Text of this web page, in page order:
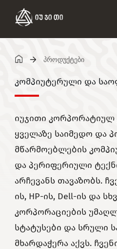
პროდუქტები
კომპიუტერული და
იუჯითი კორპორატიულ
ყველაზე საიმედო და
მწარმოებლების
და პერიფერიული
არჩევანს თავაზობს.
ის, HP-ის, Dell-ის და
კორპორაციების
სტატუსები და სრული
მხარდაჭერა აქვს.